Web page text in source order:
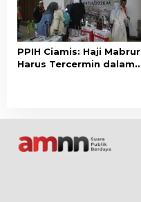
PPIH Ciamis: Haji Mabrur
Harus Tercermin dalam